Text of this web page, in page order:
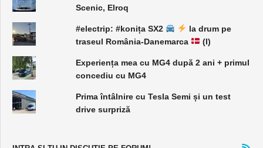
Scenic, Elroq
#electrip: #konița SX2
la drum pe
traseul România-Danemarca
(I)
Experiența mea cu MG4 după 2 ani + primul
concediu cu MG4
Prima întâlnire cu Tesla Semi și un test
drive surpriză